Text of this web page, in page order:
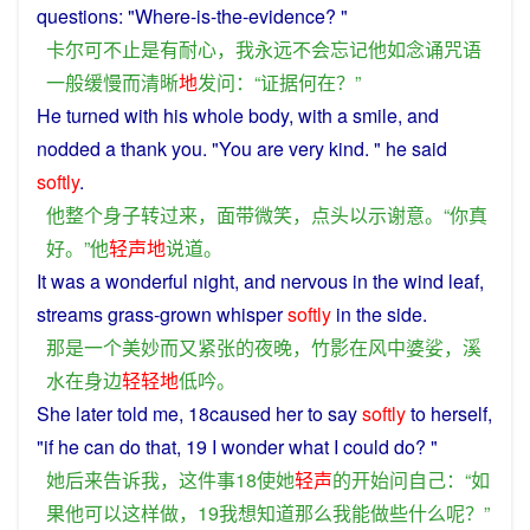
questions: "Where-is-the-evidence? "
卡尔可不止是有耐心， 我永远不会忘记他如念诵咒语
一般缓慢而清晰地发问：“证据何在？”
Heturned with hiswholebody, with asmile, and
nodded athankyou. "You arevery kind. " hesaid
softly.
他整个身子转过来， 面带微笑， 点头以示谢意。“你真
好。”他轻声地说道。
Itwasawonderful night, and nervous in thewind leaf,
streamsgrass-grown whispersoftly in theside.
那是一个美妙而又紧张的夜晚， 竹影在风中婆娑， 溪
水在身边轻轻地低吟。
She latertold me, 18caused hertosaysoftlyto herself,
"if hecan dothat, 19 I wonderwhat I could do? "
她后来告诉我， 这件事18使她轻声的开始问自己：“如
果他可以这样做，19我想知道那么我能做些什么呢？”